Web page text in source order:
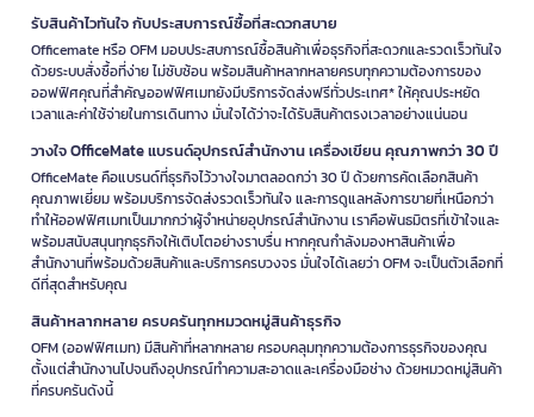
รับสินค้าไวทันใจ กับประสบการณ์ซื้อที่สะดวกสบาย
Officemate หรือ OFM มอบประสบการณ์ซื้อสินค้าเพื่อธุรกิจที่สะดวกและรวดเร็วทันใจ
ด้วยระบบสั่งซื้อที่ง่าย ไม่ซับซ้อน พร้อมสินค้าหลากหลายครบทุกความต้องการของ
ออฟฟิศคุณที่สำคัญออฟฟิศเมทยังมีบริการจัดส่งฟรีทั่วประเทศ* ให้คุณประหยัด
เวลาและค่าใช้จ่ายในการเดินทาง มั่นใจได้ว่าจะได้รับสินค้าตรงเวลาอย่างแน่นอน
วางใจ OfficeMate แบรนด์อุปกรณ์สำนักงาน เครื่องเขียน คุณภาพกว่า 30 ปี
OfficeMate คือแบรนด์ที่ธุรกิจไว้วางใจมาตลอดกว่า 30 ปี ด้วยการคัดเลือกสินค้า
คุณภาพเยี่ยม พร้อมบริการจัดส่งรวดเร็วทันใจ และการดูแลหลังการขายที่เหนือกว่า
ทำให้ออฟฟิศเมทเป็นมากกว่าผู้จำหน่ายอุปกรณ์สำนักงาน เราคือพันธมิตรที่เข้าใจและ
พร้อมสนับสนุนทุกธุรกิจให้เติบโตอย่างราบรื่น หากคุณกำลังมองหาสินค้าเพื่อ
สำนักงานที่พร้อมด้วยสินค้าและบริการครบวงจร มั่นใจได้เลยว่า OFM จะเป็นตัวเลือกที่
ดีที่สุดสำหรับคุณ
สินค้าหลากหลาย ครบครันทุกหมวดหมู่สินค้าธุรกิจ
OFM (ออฟฟิศเมท) มีสินค้าที่หลากหลาย ครอบคลุมทุกความต้องการธุรกิจของคุณ
ตั้งแต่สำนักงานไปจนถึงอุปกรณ์ทำความสะอาดและเครื่องมือช่าง ด้วยหมวดหมู่สินค้า
ที่ครบครันดังนี้